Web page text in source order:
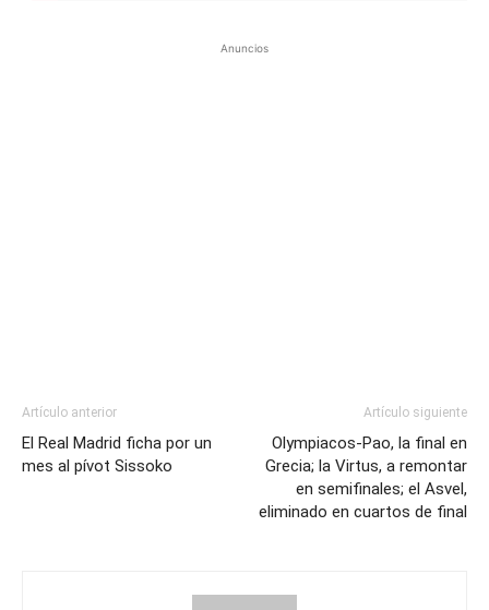
Anuncios
Artículo anterior
El Real Madrid ficha por un
mes al pívot Sissoko
Artículo siguiente
Olympiacos-Pao, la final en
Grecia; la Virtus, a remontar
en semifinales; el Asvel,
eliminado en cuartos de final